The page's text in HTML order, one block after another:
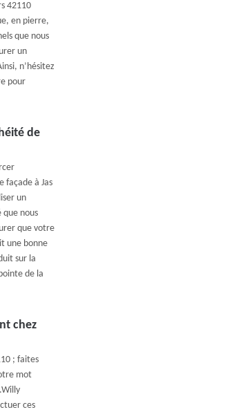
42110
en pierre,
que nous
un
n’hésitez
pour
de
façade à Jas
un
nous
que votre
une bonne
sur la
de la
chez
; faites
mot
ces